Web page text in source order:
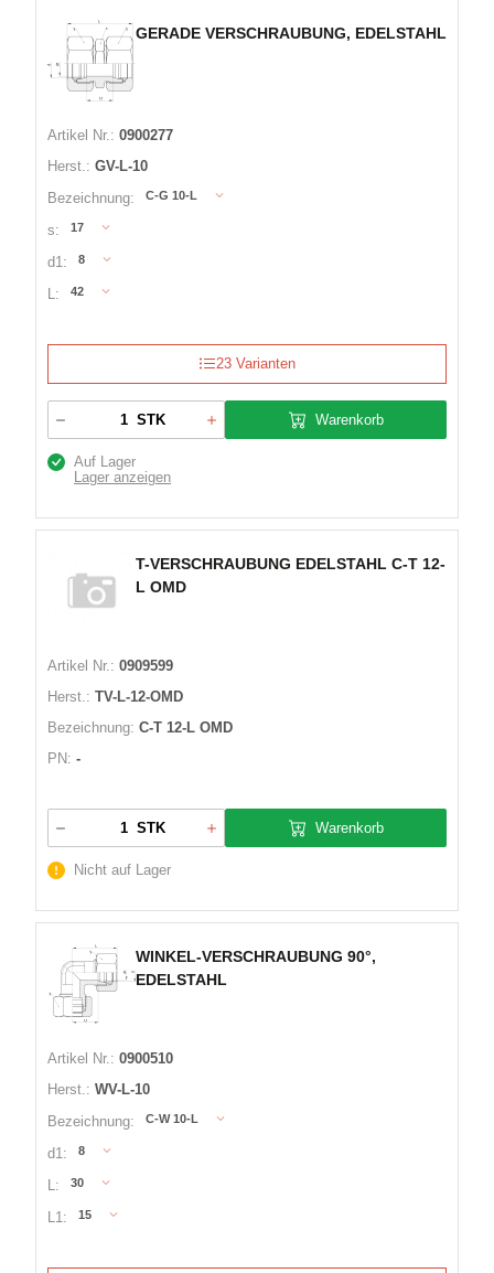
GERADE VERSCHRAUBUNG, EDELSTAHL
Artikel Nr.: 0900277
Herst.: GV-L-10
Bezeichnung:
C-G 10-L
s: 17
d1: 8
L: 42
23 Varianten
STK Warenkorb
Auf Lager
Lager anzeigen
T-VERSCHRAUBUNG EDELSTAHL C-T 12-
L OMD
Artikel Nr.: 0909599
Herst.: TV-L-12-OMD
Bezeichnung: C-T 12-L OMD
PN: -
STK Warenkorb
Nicht auf Lager
WINKEL-VERSCHRAUBUNG 90°,
EDELSTAHL
Artikel Nr.: 0900510
Herst.: WV-L-10
Bezeichnung:
C-W 10-L
d1: 8
L: 30
L1: 15